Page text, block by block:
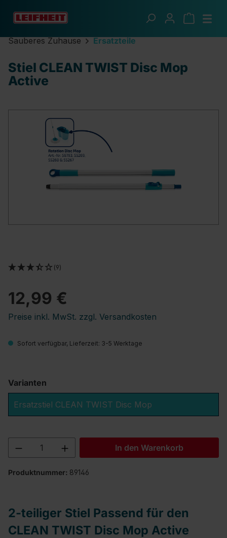
Zum Hauptinhalt springen
Sauberes Zuhause Ersatzteile
Stiel CLEAN TWIST Disc Mop
Active
12,99 €
Preise inkl. MwSt. zzgl. Versandkosten
(9)
Sofort verfügbar, Lieferzeit: 3-5 Werktage
Varianten
Ersatzstiel CLEAN TWIST Disc Mop
Produkt Anzahl: Gib den gewünschten
In den Warenkorb
Produktnummer: 89146
2-teiliger Stiel Passend für den
CLEAN TWIST Disc Mop Active